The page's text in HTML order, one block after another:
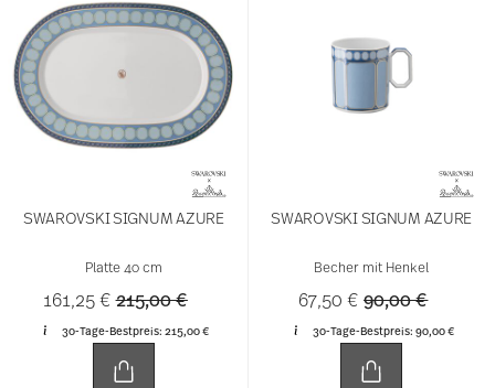
SWAROVSKI SIGNUM AZURE
Platte 40 cm
161,25 €Price reduced from
215,00 €to
30-Tage-Bestpreis: 215,00 €
SWAROVSKI SIGNUM AZURE
Becher mit Henkel
67,50 €Price reduced
90,00 €to
30-Tage-Bestpreis: 90,00 €